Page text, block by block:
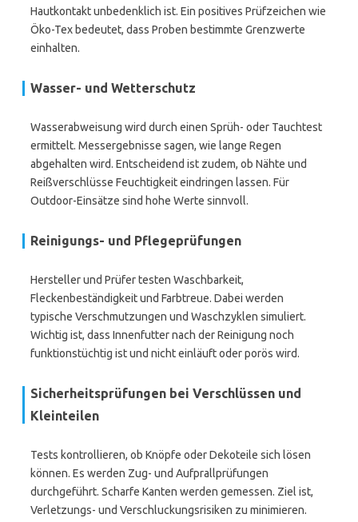
Hautkontakt unbedenklich ist. Ein positives Prüfzeichen wie
Öko-Tex bedeutet, dass Proben bestimmte Grenzwerte
einhalten.
Wasser- und Wetterschutz
Wasserabweisung wird durch einen Sprüh- oder Tauchtest
ermittelt. Messergebnisse sagen, wie lange Regen
abgehalten wird. Entscheidend ist zudem, ob Nähte und
Reißverschlüsse Feuchtigkeit eindringen lassen. Für
Outdoor-Einsätze sind hohe Werte sinnvoll.
Reinigungs- und Pflegeprüfungen
Hersteller und Prüfer testen Waschbarkeit,
Fleckenbeständigkeit und Farbtreue. Dabei werden
typische Verschmutzungen und Waschzyklen simuliert.
Wichtig ist, dass Innenfutter nach der Reinigung noch
funktionstüchtig ist und nicht einläuft oder porös wird.
Sicherheitsprüfungen bei Verschlüssen und
Kleinteilen
Tests kontrollieren, ob Knöpfe oder Dekoteile sich lösen
können. Es werden Zug- und Aufprallprüfungen
durchgeführt. Scharfe Kanten werden gemessen. Ziel ist,
Verletzungs- und Verschluckungsrisiken zu minimieren.